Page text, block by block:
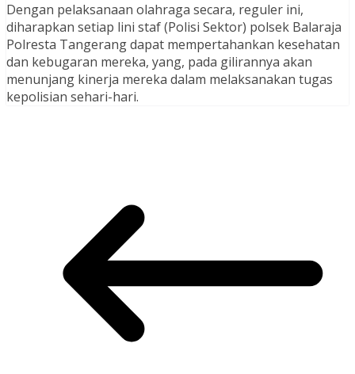
Dengan pelaksanaan olahraga secara, reguler ini,
diharapkan setiap lini staf (Polisi Sektor) polsek Balaraja
Polresta Tangerang dapat mempertahankan kesehatan
dan kebugaran mereka, yang, pada gilirannya akan
menunjang kinerja mereka dalam melaksanakan tugas
kepolisian sehari-hari.